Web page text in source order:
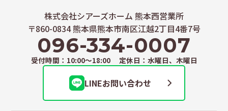
株式会社シアーズホーム 熊本西営業所
〒860-0834 熊本県熊本市南区江越2丁目4番7号
096-334-0007
受付時間：10:00～18:00 定休日：水曜日、木曜日
LINEお問い合わせ